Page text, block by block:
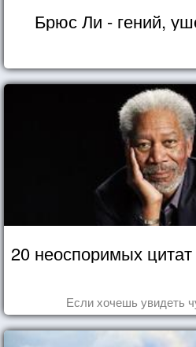
Брюс Ли - гений,
20 неоспоримых
Если хочешь увидеть